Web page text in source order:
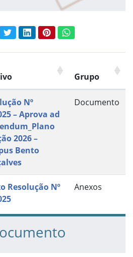
conteúdo:
TwitterLinkedInPinterestWhatsApp
Grupo
Nº
– Aprova ad
2026 –
Bento
Documento
Resolução Nº
Anexos